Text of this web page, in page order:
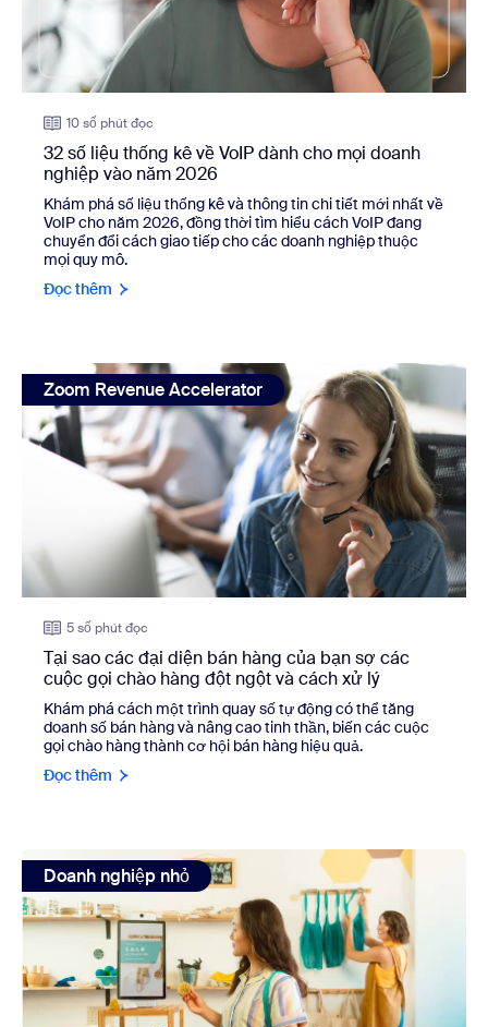
10 số phút đọc
32 số liệu thống kê về VoIP dành cho mọi doanh
nghiệp vào năm 2026
Khám phá số liệu thống kê và thông tin chi tiết mới nhất về
VoIP cho năm 2026, đồng thời tìm hiểu cách VoIP đang
chuyển đổi cách giao tiếp cho các doanh nghiệp thuộc
mọi quy mô.
Đọc thêm
view: Tại sao các đại diện bán hàng của bạn sợ các cuộc
Zoom Revenue Accelerator
5 số phút đọc
Tại sao các đại diện bán hàng của bạn sợ các
cuộc gọi chào hàng đột ngột và cách xử lý
Khám phá cách một trình quay số tự động có thể tăng
doanh số bán hàng và nâng cao tinh thần, biến các cuộc
gọi chào hàng thành cơ hội bán hàng hiệu quả.
Đọc thêm
view: Mẹo công nghệ dành cho doanh nghiệp nhỏ: 5
Doanh nghiệp nhỏ